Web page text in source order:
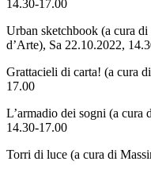
14.30-17.00
Urban sketchbook (a cura di
d’Arte), Sa 22.10.2022,
Grattacieli di carta! (a cura
17.00
L’armadio dei sogni (a cura
14.30-17.00
Torri di luce (a cura di